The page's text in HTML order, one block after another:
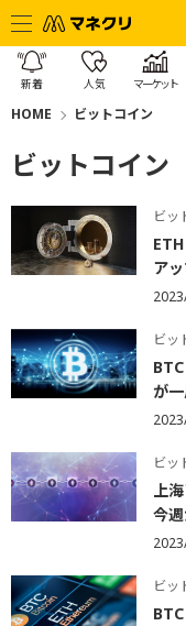
新着 人気 マーケット
HOME ビットコイン
ビットコイン
ア
ビッ
が
上
今
ビッ